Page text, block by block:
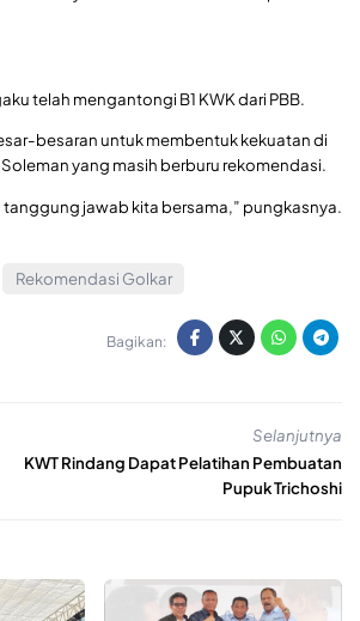
telah mengantongi B1 KWK dari PBB.
besaran untuk membentuk kekuatan di
yang masih berburu rekomendasi.
tanggung jawab kita bersama,” pungkasnya.
Rekomendasi Golkar
Bagikan:
Selanjutnya
KWT Rindang Dapat Pelatihan Pembuatan
Pupuk Trichoshi